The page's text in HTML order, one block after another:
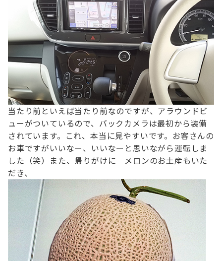
当たり前といえば当たり前なのですが、アラウンドビ
ューがついているので、 バックカメラは最初から装備
されています。 これ、本当に見やすいです。お客さんの
お車ですがいいなー、いいなーと思いながら運転しま
した（笑）
また、帰りがけに メロンのお土産もいた
だき、